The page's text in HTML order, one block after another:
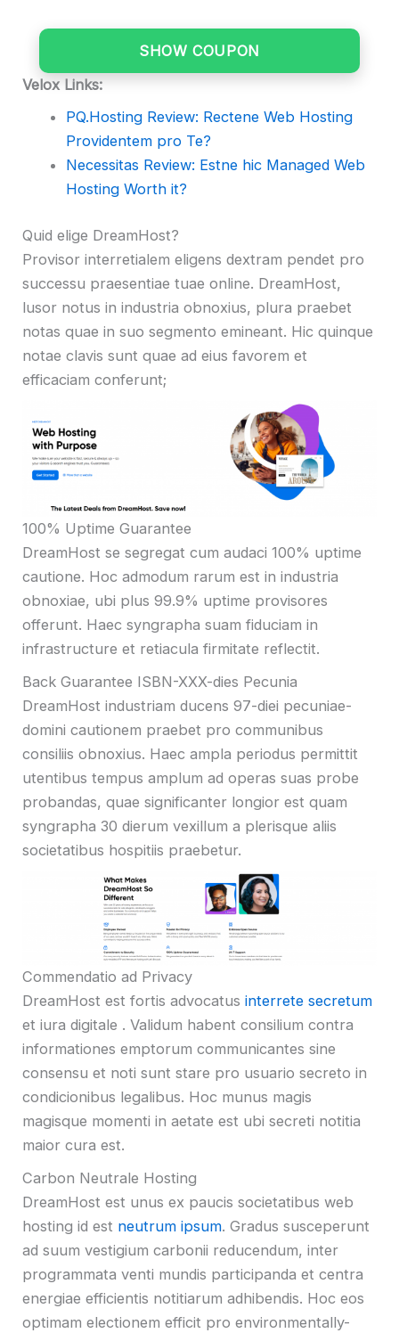
SHOW COUPON
Velox Links:
PQ.Hosting Review: Rectene Web Hosting
Providentem pro Te?
Necessitas Review: Estne hic Managed Web
Hosting Worth it?
Quid elige DreamHost?
Provisor interretialem eligens dextram pendet pro
successu praesentiae tuae online. DreamHost,
lusor notus in industria obnoxius, plura praebet
notas quae in suo segmento emineant. Hic quinque
notae clavis sunt quae ad eius favorem et
efficaciam conferunt;
100% Uptime Guarantee
DreamHost se segregat cum audaci 100% uptime
cautione. Hoc admodum rarum est in industria
obnoxiae, ubi plus 99.9% uptime provisores
offerunt. Haec syngrapha suam fiduciam in
infrastructure et retiacula firmitate reflectit.
Back Guarantee ISBN-XXX-dies Pecunia
DreamHost industriam ducens 97-diei pecuniae-
domini cautionem praebet pro communibus
consiliis obnoxius. Haec ampla periodus permittit
utentibus tempus amplum ad operas suas probe
probandas, quae significanter longior est quam
syngrapha 30 dierum vexillum a plerisque aliis
societatibus hospitiis praebetur.
Commendatio ad Privacy
DreamHost est fortis advocatus interrete secretum
et iura digitale . Validum habent consilium contra
informationes emptorum communicantes sine
consensu et noti sunt stare pro usuario secreto in
condicionibus legalibus. Hoc munus magis
magisque momenti in aetate est ubi secreti notitia
maior cura est.
Carbon Neutrale Hosting
DreamHost est unus ex paucis societatibus web
hosting id est neutrum ipsum. Gradus susceperunt
ad suum vestigium carbonii reducendum, inter
programmata venti mundis participanda et centra
energiae efficientis notitiarum adhibendis. Hoc eos
optimam electionem efficit pro environmentally-